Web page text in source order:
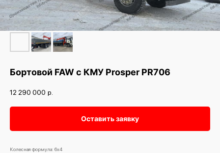
Бортовой FAW с КМУ Prosper PR706
12 290 000 р.
Оставить заявку
Колесная формула: 6х4